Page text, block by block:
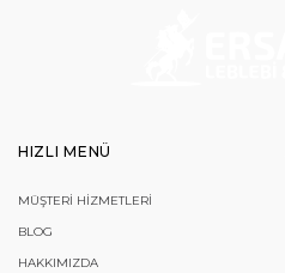
HIZLI MENÜ
MÜŞTERI HIZMETLERI
BLOG
HAKKIMIZDA